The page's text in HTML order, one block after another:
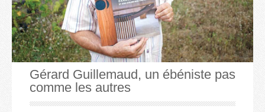
Gérard Guillemaud, un ébéniste pas
comme les autres